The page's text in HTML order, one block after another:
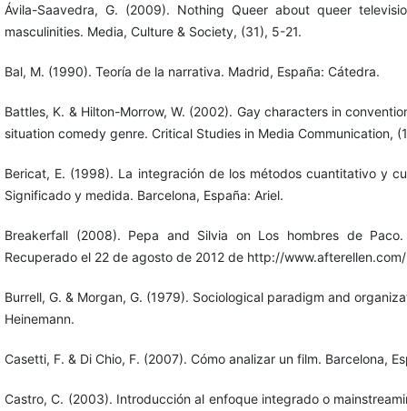
Ávila-Saavedra, G. (2009). Nothing Queer about queer
masculinities. Media, Culture & Society, (31), 5-21.
Bal, M. (1990). Teoría de la narrativa. Madrid, España: Cátedra.
Battles, K. & Hilton-Morrow, W. (2002). Gay characters in
situation comedy genre. Critical Studies in Media Communication,
Bericat, E. (1998). La integración de los métodos cuantitativo y
Significado y medida. Barcelona, España: Ariel.
Breakerfall (2008). Pepa and Silvia on Los hombres de
Recuperado el 22 de agosto de 2012 de http://
Burrell, G. & Morgan, G. (1979). Sociological paradigm and
Heinemann.
Casetti, F. & Di Chio, F. (2007). Cómo analizar un film. Barcelona,
Castro, C. (2003). Introducción al enfoque integrado o